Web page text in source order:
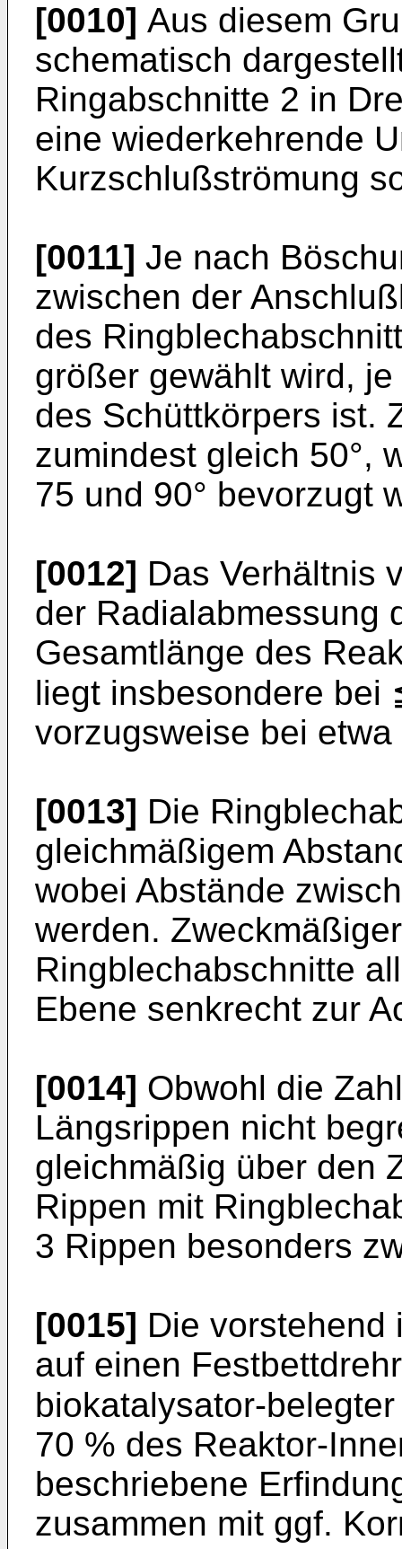
[0010] Aus diesem
schematisch
Ringabschnitte 2 in
eine wiederkehrende
Kurzschlußströmung
[0011] Je nach
zwischen der
des
größer gewählt wird,
des Schüttkörpers ist.
zumindest gleich 50°,
75 und 90° bevorzugt
[0012] Das Verhältnis
der Radial­abmessung
Gesamtlänge des
liegt insbesondere bei
vorzugsweise bei etwa
[0013] Die
gleichmäßigem
wobei Abstände
werden.
Ringblechabschnitte
Ebene senkrecht zur
[0014] Obwohl die
Längsrippen nicht
gleichmäßig über den
Rippen mit
3 Rippen besonders
[0015] Die vorstehend
auf einen
biokatalysator-
70 % des Reaktor-
beschriebene
zusammen mit ggf.